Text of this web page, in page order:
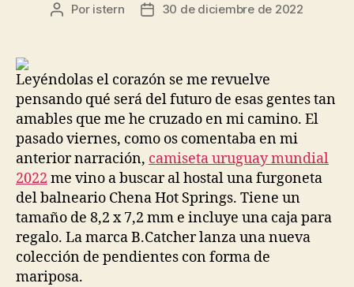
Autor
Por istern
Fecha30 de diciembre de 2022
Leyéndolas el corazón se me revuelve
pensando qué será del futuro de esas gentes tan
amables que me he cruzado en mi camino. El
pasado viernes, como os comentaba en mi
anterior narración, camiseta uruguay mundial
2022 me vino a buscar al hostal una furgoneta
del balneario Chena Hot Springs. Tiene un
tamaño de 8,2 x 7,2 mm e incluye una caja para
regalo. La marca B.Catcher lanza una nueva
colección de pendientes con forma de
mariposa.